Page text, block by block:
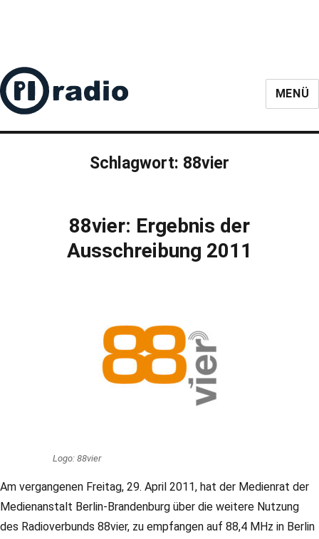
MENÜ
Schlagwort: 88vier
88vier: Ergebnis der
Ausschreibung 2011
Logo: 88vier
Am vergangenen Freitag, 29. April 2011, hat der Medienrat der
Medienanstalt Berlin-Brandenburg über die weitere Nutzung
des Radioverbunds 88vier, zu empfangen auf 88,4 MHz in Berlin